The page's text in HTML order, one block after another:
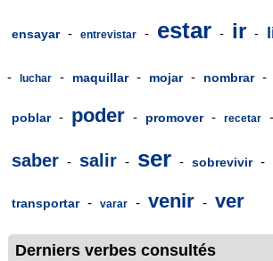
ensayar - entrevistar - estar - ir -
- luchar - maquillar - mojar - nombrar -
poblar - poder - promover - recetar -
saber - salir - ser - sobrevivir -
transportar - varar - venir - ver
Derniers verbes consultés